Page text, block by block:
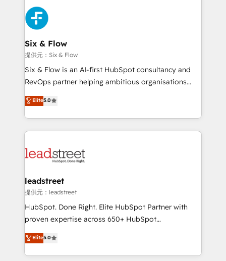
Platform Enablement, Custom Integration and
Onboarding Accredited 🔐 ISO27001 & ISO9001
Certified
HubSpot Elite Partner, winner of Rookie of the Year
and Customer First Awards, 4.9/5 rating in HubSpot
Reviews and 4.9/5 rating in Clutch Reviews. Digifianz
helps the following industries: logistics & 3PL, home
improvement & construction, branding and
commercialization, real estate, health, education,
SaaS, Software Dev & IT and consulting, make the
the United States, EU, UAE, Mexico and Latin
America. From casual user to super fan: make
Six & Flow
提供元：Six & Flow
Six & Flow is an AI-first HubSpot consultancy and
RevOps partner helping ambitious organisations
grow with clarity, confidence, and intelligence.
Operating across the UK, Netherlands, Ireland, and
Canada, we’ve delivered thousands of successful
HubSpot projects for mid-market and enterprise
combine HubSpot, data, and AI to design connected
and technology for predictable, scalable revenue
growth. Our expertise spans RevOps, CRM and data
architecture, AI enablement, and strategic marketing,
delivered through our proprietary FLAIR framework
Partner and ISO 27001:2022 certified consultancy,
we blend strategy, creativity, and technology to help
Elite5.0
leadstreet
提供元：leadstreet
HubSpot. Done Right. Elite HubSpot Partner with
proven expertise across 650+ HubSpot
implementations. With 12+ years of HubSpot
experience, we help you use the HubSpot platform
to its fullest capacity, improve your current HubSpot
Elite5.0